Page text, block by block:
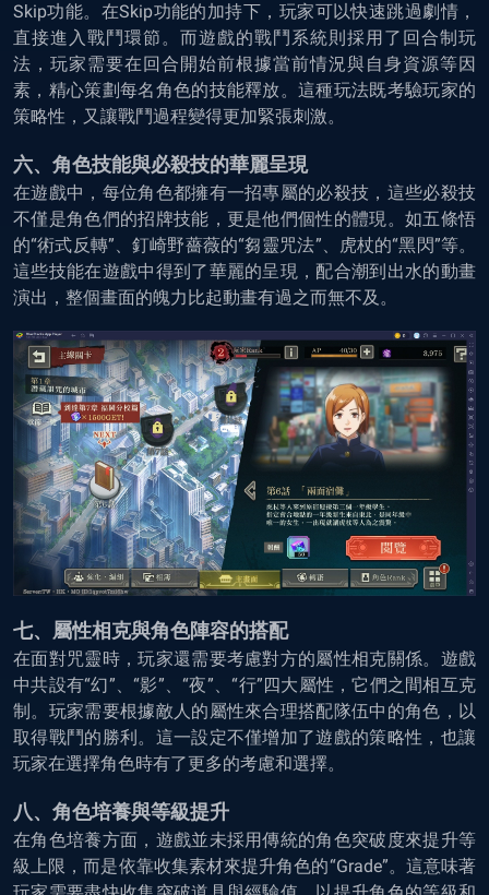
Skip功能。在Skip功能的加持下，玩家可以快速跳過劇情，
直接進入戰鬥環節。而遊戲的戰鬥系統則採用了回合制玩
法，玩家需要在回合開始前根據當前情況與自身資源等因
素，精心策劃每名角色的技能釋放。這種玩法既考驗玩家的
策略性，又讓戰鬥過程變得更加緊張刺激。
六、角色技能與必殺技的華麗呈現
在遊戲中，每位角色都擁有一招專屬的必殺技，這些必殺技
不僅是角色們的招牌技能，更是他們個性的體現。如五條悟
的“術式反轉”、釘崎野薔薇的“芻靈咒法”、虎杖的“黑閃”等。
這些技能在遊戲中得到了華麗的呈現，配合潮到出水的動畫
演出，整個畫面的魄力比起動畫有過之而無不及。
七、屬性相克與角色陣容的搭配
在面對咒靈時，玩家還需要考慮對方的屬性相克關係。遊戲
中共設有“幻”、“影”、“夜”、“行”四大屬性，它們之間相互克
制。玩家需要根據敵人的屬性來合理搭配隊伍中的角色，以
取得戰鬥的勝利。這一設定不僅增加了遊戲的策略性，也讓
玩家在選擇角色時有了更多的考慮和選擇。
八、角色培養與等級提升
在角色培養方面，遊戲並未採用傳統的角色突破度來提升等
級上限，而是依靠收集素材來提升角色的“Grade”。這意味著